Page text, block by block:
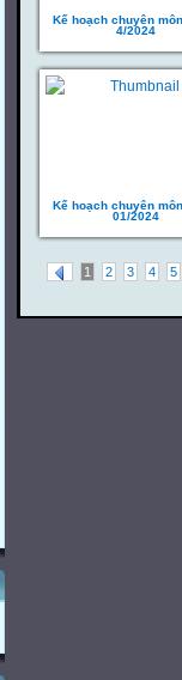
Kế hoạch chuyên
4/2024
Kế hoạch chuyên
01/2024
1 2 3 4 5